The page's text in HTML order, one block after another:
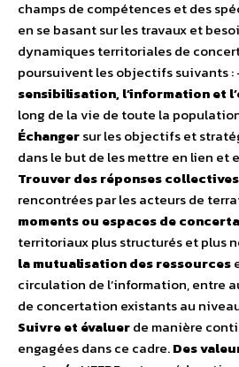
champs de compétences et des
en se basant sur les travaux et
dynamiques territoriales de
poursuivent les objectifs suivants :
sensibilisation, l’information et
long de la vie de toute la population
Échangersur les objectifs et
dans le but de les mettre en lien et
Trouver des réponses collectives
rencontrées par les acteurs de
moments ou espaces de
territoriaux plus structurés et plus
la mutualisation des ressources
circulation de l’information, entre
de concertation existants au
Suivre et évaluerde manière
engagées dans ce cadre.Des